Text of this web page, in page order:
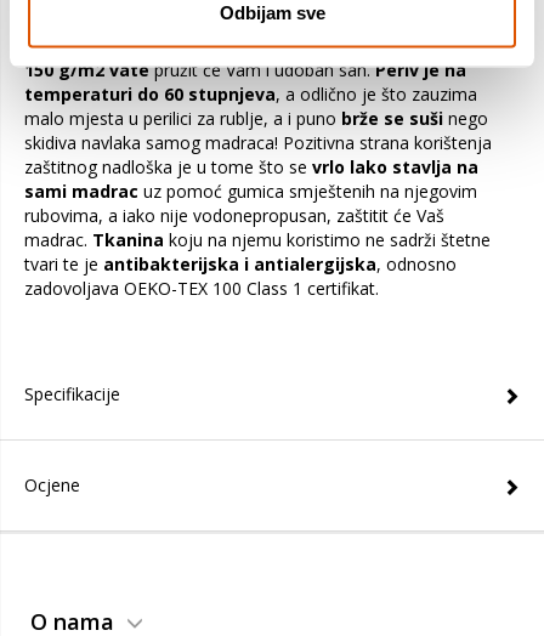
Odbijam sve
pružit će zaštitu Vašem madracu, a uz
tkaninu od mikrovlakana proštepanu sa vatom gustoće
150 g/m2 vatepružit će Vam i udoban san.Periv je na
temperaturi do 60 stupnjeva, a odlično je što zauzima
malo mjesta u perilici za rublje, a i puno brže se suši nego
skidiva navlaka samog madraca! Pozitivna strana korištenja
zaštitnog nadloška je u tome što se vrlo lako stavlja na
sami madrac uz pomoć gumica smještenih na njegovim
rubovima, a iako nije vodonepropusan, zaštitit će Vaš
madrac. Tkanina koju na njemu koristimo ne sadrži štetne
tvari te je antibakterijska i antialergijska, odnosno
zadovoljava OEKO-TEX 100 Class 1 certifikat.
Specifikacije
Ocjene
O nama